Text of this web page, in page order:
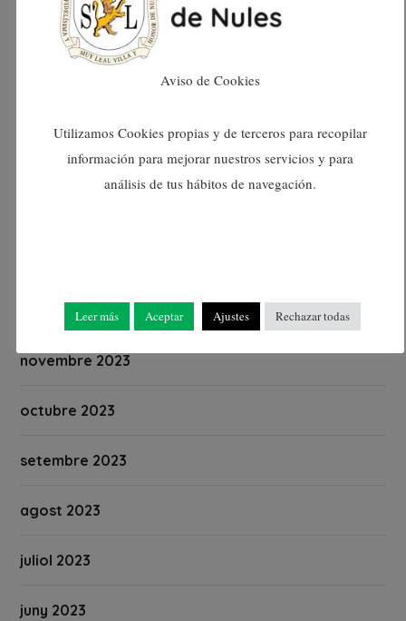
juny 2024
maig 2024
març 2024
desembre 2023
novembre 2023
octubre 2023
setembre 2023
agost 2023
juliol 2023
juny 2023
Aviso de Cookies
Utilizamos Cookies propias y de terceros para recopilar
información para mejorar nuestros servicios y para
análisis de tus hábitos de navegación.
Leer más Aceptar Ajustes Rechazar todas